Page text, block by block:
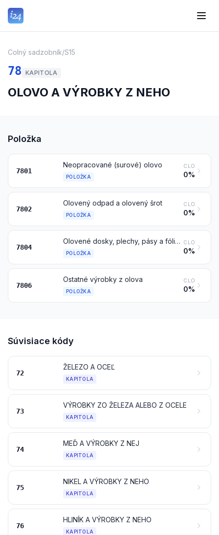
Colný sadzobník/S15
78 KAPITOLA
OLOVO A VÝROBKY Z NEHO
Položka
7801
Neopracované (surové) olovo
POLOŽKA
CLO
0%
7802
Olovený odpad a olovený šrot
POLOŽKA
CLO
0%
7804
Olovené dosky, plechy, pásy a fólie; olovený prášok a vločky
POLOŽKA
CLO
0%
7806
Ostatné výrobky z olova
POLOŽKA
CLO
0%
Súvisiace kódy
72
ŽELEZO A OCEĽ
KAPITOLA
73
VÝROBKY ZO ŽELEZA ALEBO Z OCELE
KAPITOLA
74
MEĎ A VÝROBKY Z NEJ
KAPITOLA
75
NIKEL A VÝROBKY Z NEHO
KAPITOLA
76
HLINÍK A VÝROBKY Z NEHO
KAPITOLA